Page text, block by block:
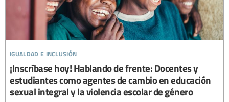
igualdad e inclusión
¡Inscríbase hoy! Hablando de frente: Docentes y
estudiantes como agentes de cambio en educación
sexual integral y la violencia escolar de género